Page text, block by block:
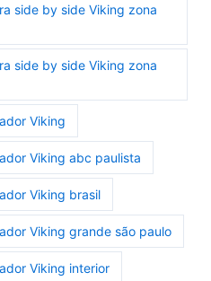
side by side Viking zona
side by side Viking zona
Viking
Viking abc paulista
Viking brasil
Viking grande são paulo
Viking interior